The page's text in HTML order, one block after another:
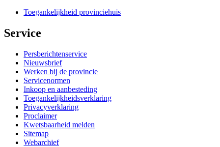
Toegankelijkheid provinciehuis
Service
Persberichtenservice
Nieuwsbrief
Werken bij de provincie
Servicenormen
Inkoop en aanbesteding
Toegankelijkheidsverklaring
Privacyverklaring
Proclaimer
Kwetsbaarheid melden
Sitemap
Webarchief